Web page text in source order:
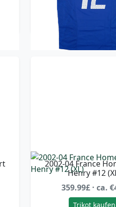
Trikot kaufen
2002-04 France
Henry #12
359.99£ · ca.
Trikot kaufen